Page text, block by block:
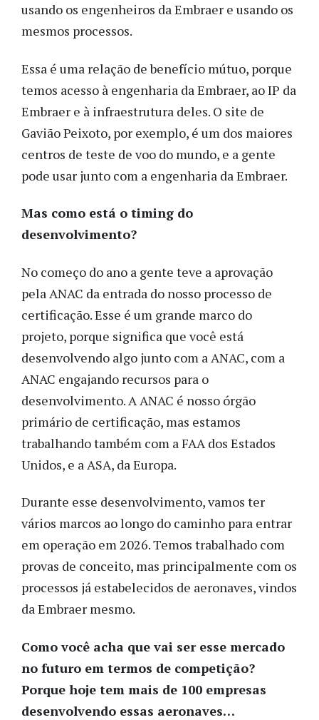
usando os engenheiros da Embraer e usando os
mesmos processos.
Essa é uma relação de benefício mútuo, porque
temos acesso à engenharia da Embraer, ao IP da
Embraer e à infraestrutura deles. O site de
Gavião Peixoto, por exemplo, é um dos maiores
centros de teste de voo do mundo, e a gente
pode usar junto com a engenharia da Embraer.
Mas como está o timing do
desenvolvimento?
No começo do ano a gente teve a aprovação
pela ANAC da entrada do nosso processo de
certificação. Esse é um grande marco do
projeto, porque significa que você está
desenvolvendo algo junto com a ANAC, com a
ANAC engajando recursos para o
desenvolvimento. A ANAC é nosso órgão
primário de certificação, mas estamos
trabalhando também com a FAA dos Estados
Unidos, e a ASA, da Europa.
Durante esse desenvolvimento, vamos ter
vários marcos ao longo do caminho para entrar
em operação em 2026. Temos trabalhado com
provas de conceito, mas principalmente com os
processos já estabelecidos de aeronaves, vindos
da Embraer mesmo.
Como você acha que vai ser esse mercado
no futuro em termos de competição?
Porque hoje tem mais de 100 empresas
desenvolvendo essas aeronaves…